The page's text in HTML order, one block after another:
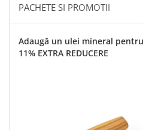
PACHETE SI PROMOTII
Adaugă un ulei mineral
11% EXTRA REDUCERE